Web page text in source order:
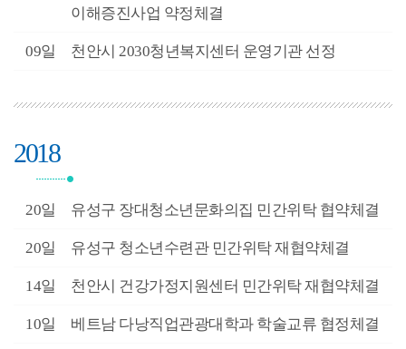
이해증진사업 약정체결
09일 천안시 2030청년복지센터 운영기관 선정
2018
20일 유성구 장대청소년문화의집 민간위탁 협약체결
20일 유성구 청소년수련관 민간위탁 재협약체결
14일 천안시 건강가정지원센터 민간위탁 재협약체결
10일 베트남 다낭직업관광대학과 학술교류 협정체결